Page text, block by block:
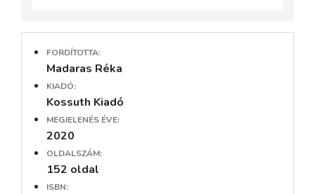
FORDÍTOTTA:
Madaras Réka
KIADÓ:
Kossuth Kiadó
MEGJELENÉS ÉVE:
2020
OLDALSZÁM:
152 oldal
ISBN: